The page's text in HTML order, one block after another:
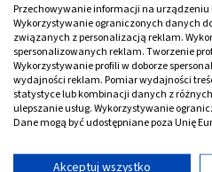
Mięśnie grzbietu
Domięśni grzbietustopy
mięsień prostownik
Przechowywanie informacji na urządzeniu
Wykorzystywanie ograniczonych danych
związanych z personalizacją reklam.
spersonalizowanych reklam. Tworzenie
Wykorzystywanie profili w doborze
wydajności reklam. Pomiar wydajności
statystyce lub kombinacji danych z
ulepszanie usług. Wykorzystywanie
Dane mogą być udostępniane poza Unię
Wyświetl listę partnerów (11
Akceptuj wszystko